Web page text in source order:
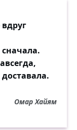
сначала.
Омар Хайям